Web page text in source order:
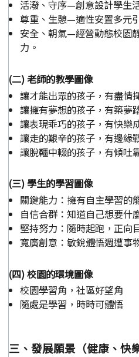
活潑、守序—創意設計學生
尊重、生憩—適性安置多元
安全、朝氣—經營動態校園
力。
(二) 老師的教學圖像
讓才能出眾的孩子，有盡情
讓擁有夢想的孩子，有築夢
讓表現乖巧的孩子，有快樂
讓走的艱辛的孩子，有邊緣
讓脫韁中輟的孩子，有傾吐
(三) 學生的學習圖像
關鍵能力：擁有自主學習的
自信合群：知道自己想要什
堅持努力：隨時起跑，正向
寬廣創意：敏銳體悟週遭事
(四) 校園的環境圖像
校園學習角，社區好望角
隨處是學習，時時可體悟
三、發展願景（健康、快